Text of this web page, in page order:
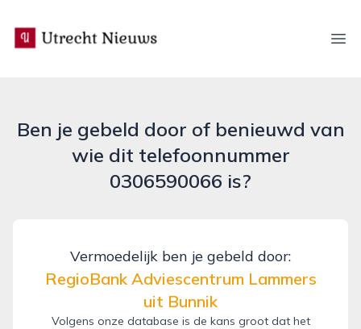
utrecht-nieuws.nl
Ben je gebeld door of benieuwd van
wie dit telefoonnummer
0306590066 is?
Vermoedelijk ben je gebeld door:
RegioBank Adviescentrum Lammers
uit Bunnik
Volgens onze database is de kans groot dat het